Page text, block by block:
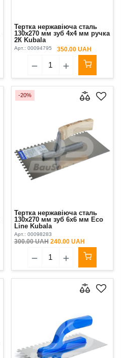
Тертка нержавіюча сталь
130х270 мм зуб 4х4 мм ручка
2К Kubala
Арт.: 00094795 350.00 UAH
-20%
Тертка нержавіюча сталь
130х270 мм зуб 6х6 мм Eco
Line Kubala
Арт.: 00098283
300.00 UAH240.00 UAH